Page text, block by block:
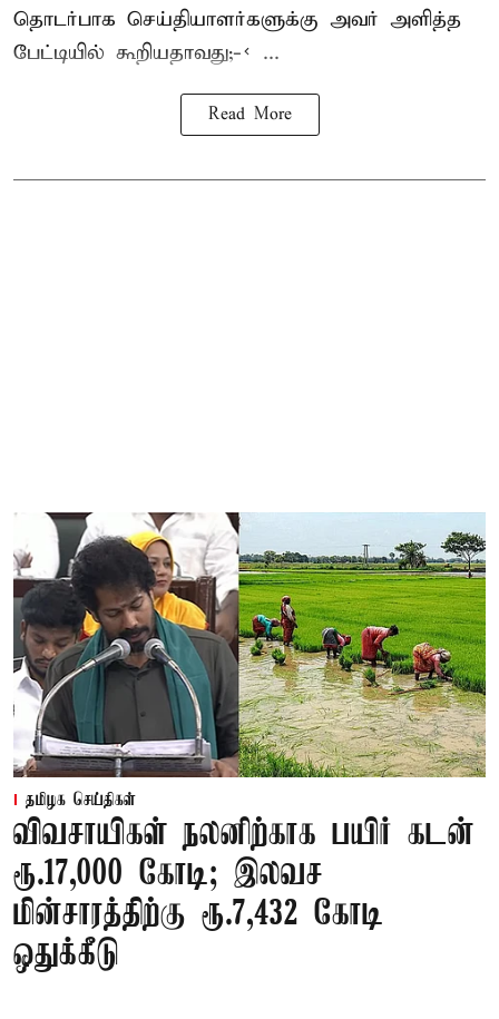
தொடர்பாக செய்தியாளர்களுக்கு அவர் அளித்த
பேட்டியில் கூறியதாவது;-< ...
Read More
தமிழக செய்திகள்
விவசாயிகள் நலனிற்காக பயிர் கடன்
ரூ.17,000 கோடி; இலவச
மின்சாரத்திற்கு ரூ.7,432 கோடி
ஒதுக்கீடு